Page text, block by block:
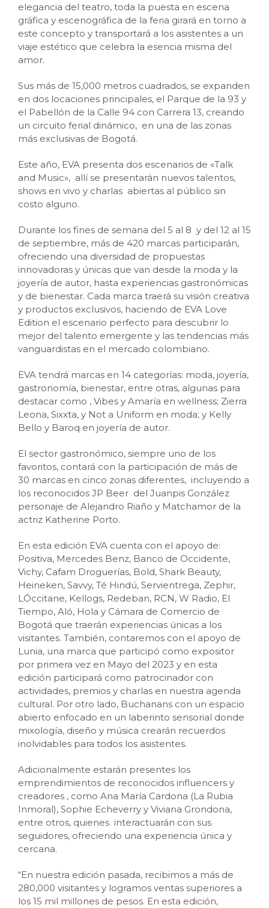
elegancia del teatro, toda la puesta en escena
gráfica y escenográfica de la feria girará en torno a
este concepto y transportará a los asistentes a un
viaje estético que celebra la esencia misma del
amor.
Sus más de 15,000 metros cuadrados, se expanden
en dos locaciones principales, el Parque de la 93 y
el Pabellón de la Calle 94 con Carrera 13, creando
un circuito ferial dinámico, en una de las zonas
más exclusivas de Bogotá.
Este año, EVA presenta dos escenarios de «Talk
and Music», allí se presentarán nuevos talentos,
shows en vivo y charlas abiertas al público sin
costo alguno.
Durante los fines de semana del 5 al 8 y del 12 al 15
de septiembre, más de 420 marcas participarán,
ofreciendo una diversidad de propuestas
innovadoras y únicas que van desde la moda y la
joyería de autor, hasta experiencias gastronómicas
y de bienestar. Cada marca traerá su visión creativa
y productos exclusivos, haciendo de EVA Love
Edition el escenario perfecto para descubrir lo
mejor del talento emergente y las tendencias más
vanguardistas en el mercado colombiano.
EVA tendrá marcas en 14 categorías: moda, joyería,
gastronomía, bienestar, entre otras, algunas para
destacar como , Vibes y Amaría en wellness; Zierra
Leona, Sixxta, y Not a Uniform en moda; y Kelly
Bello y Baroq en joyería de autor.
El sector gastronómico, siempre uno de los
favoritos, contará con la participación de más de
30 marcas en cinco zonas diferentes, incluyendo a
los reconocidos JP Beer del Juanpis González
personaje de Alejandro Riaño y Matchamor de la
actriz Katherine Porto.
En esta edición EVA cuenta con el apoyo de:
Positiva, Mercedes Benz, Banco de Occidente,
Vichy, Cafam Droguerías, Bold, Shark Beauty,
Heineken, Savvy, Té Hindú, Servientrega, Zephir,
LÓccitane, Kellogs, Redeban, RCN, W Radio, El
Tiempo, Aló, Hola y Cámara de Comercio de
Bogotá que traerán experiencias únicas a los
visitantes. También, contaremos con el apoyo de
Lunia, una marca que participó como expositor
por primera vez en Mayo del 2023 y en esta
edición participará como patrocinador con
actividades, premios y charlas en nuestra agenda
cultural. Por otro lado, Buchanans con un espacio
abierto enfocado en un laberinto sensorial donde
mixología, diseño y música crearán recuerdos
inolvidables para todos los asistentes.
Adicionalmente estarán presentes los
emprendimientos de reconocidos influencers y
creadores , como Ana María Cardona (La Rubia
Inmoral), Sophie Echeverry y Viviana Grondona,
entre otros, quienes interactuarán con sus
seguidores, ofreciendo una experiencia única y
cercana.
“En nuestra edición pasada, recibimos a más de
280,000 visitantes y logramos ventas superiores a
los 15 mil millones de pesos. En esta edición,